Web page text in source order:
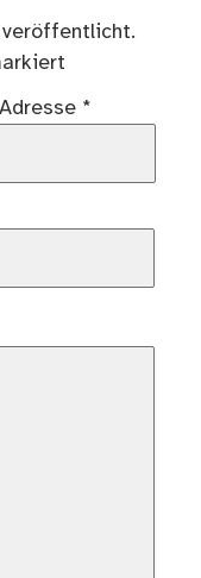
veröffentlicht.
*